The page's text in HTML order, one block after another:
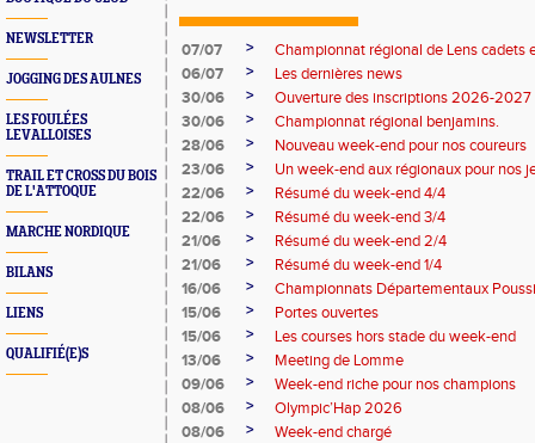
NEWSLETTER
JOGGING DES AULNES
LES FOULÉES
LEVALLOISES
TRAIL ET CROSS DU BOIS
DE L'ATTOQUE
MARCHE NORDIQUE
BILANS
LIENS
QUALIFIÉ(E)S
07/07 >
Championnat régional de Lens cadets
06/07
>
Les dernières news
30/06
>
Ouverture des inscriptions 2026-2027
30/06
>
Championnat régional benjamins.
28/06
>
Nouveau week-end pour nos coureurs
23/06
>
Un week-end aux régionaux pour nos
22/06
>
Résumé du week-end 4/4
22/06
>
Résumé du week-end 3/4
21/06
>
Résumé du week-end 2/4
21/06
>
Résumé du week-end 1/4
16/06
>
Championnats Départementaux
15/06
>
Portes ouvertes
15/06
>
Les courses hors stade du week-end
13/06
>
Meeting de Lomme
09/06
>
Week-end riche pour nos champions
08/06
>
Olympic’Hap 2026
08/06
>
Week-end chargé